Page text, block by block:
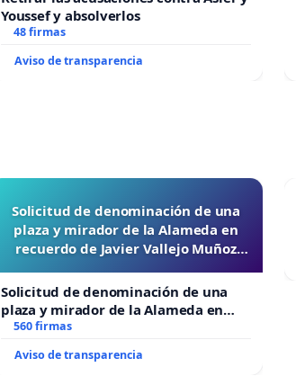
Youssef y absolverlos
48 firmas
Aviso de transparencia
Solicitud de denominación de una
plaza y mirador de la Alameda en
recuerdo de Javier Vallejo Muñoz
Solicitud de denominación de una
plaza y mirador de la Alameda en
recuerdo de Javier Vallejo Muñoz
560 firmas
Aviso de transparencia